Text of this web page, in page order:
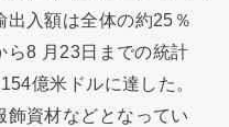
出入額は全体の約25％
ら8 月23日までの統計
億米ドルに達した。
飾資材などとなってい